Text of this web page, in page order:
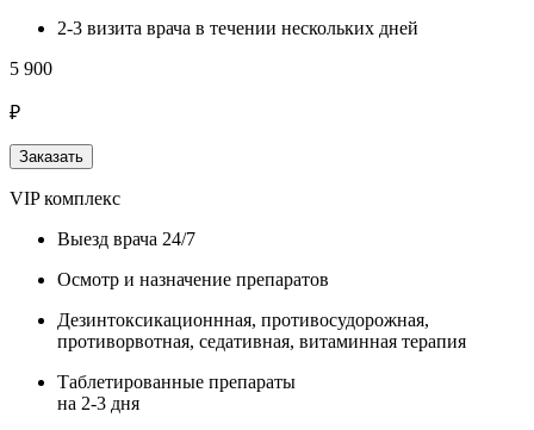
2-3 визита врача в течении нескольких дней
5 900
₽
Заказать
VIP комплекс
Выезд врача 24/7
Осмотр и назначение препаратов
Дезинтоксикационнная, противосудорожная,
противорвотная, седативная, витаминная терапия
Таблетированные препараты
на 2-3 дня